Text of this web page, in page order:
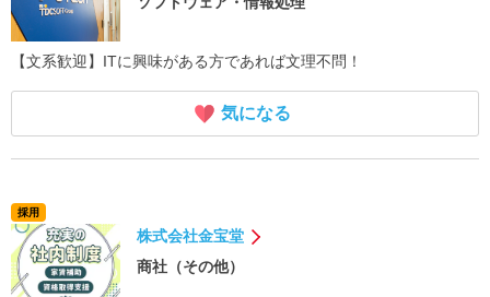
【文系歓迎】ITに興味がある方であれば文理不問！
気になる
採用
株式会社金宝堂
商社（その他）